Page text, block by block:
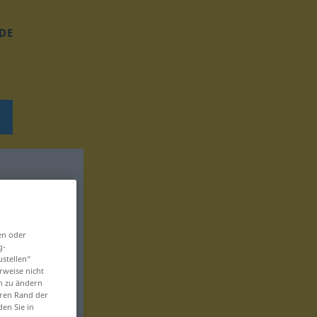
DE
oder
nicht
zu ändern
Rand der
Sie in